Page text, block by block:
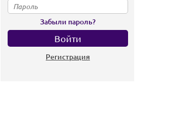
Забыли пароль?
Регистрация